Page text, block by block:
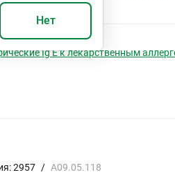
Нет
Ig E к лекарственным
2957 / A09.05.118